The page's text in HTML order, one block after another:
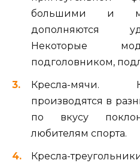
большими и
дополняются
Некоторые
подголовником,
Кресла-мячи.
производятся в
по вкусу
любителям спорта.
Кресла-